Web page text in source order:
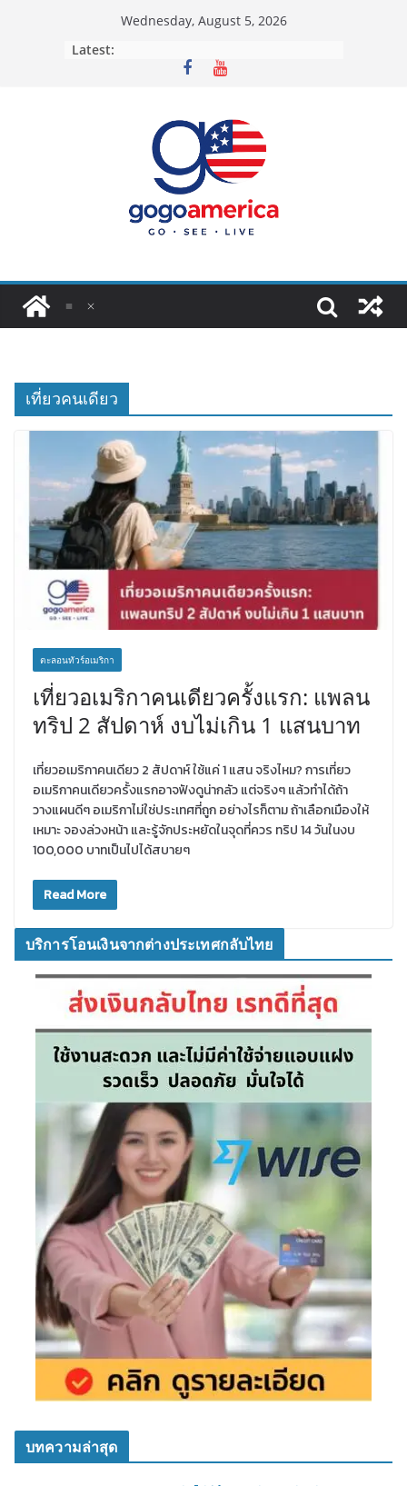
Wednesday, August 5, 2026
Latest:
เที่ยวคนเดียว
ตะลอนทัวร์อเมริกา
เที่ยวอเมริกาคนเดียวครั้งแรก: แพลน
ทริป 2 สัปดาห์ งบไม่เกิน 1 แสนบาท
เที่ยวอเมริกาคนเดียว 2 สัปดาห์ ใช้แค่ 1 แสน จริงไหม? การเที่ยว
อเมริกาคนเดียวครั้งแรกอาจฟังดูน่ากลัว แต่จริงๆ แล้วทำได้ถ้า
วางแผนดีๆ อเมริกาไม่ใช่ประเทศที่ถูก อย่างไรก็ตาม ถ้าเลือกเมืองให้
เหมาะ จองล่วงหน้า และรู้จักประหยัดในจุดที่ควร ทริป 14 วันในงบ
100,000 บาทเป็นไปได้สบายๆ
Read More
บริการโอนเงินจากต่างประเทศกลับไทย
บทความล่าสุด